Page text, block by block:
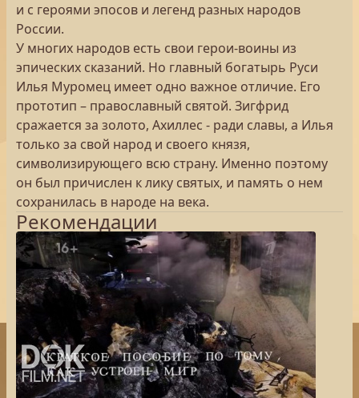
и с героями эпосов и легенд разных народов
России.
У многих народов есть свои герои-воины из
эпических сказаний. Но главный богатырь Руси
Илья Муромец имеет одно важное отличие. Его
прототип – православный святой. Зигфрид
сражается за золото, Ахиллес - ради славы, а Илья
только за свой народ и своего князя,
символизирующего всю страну. Именно поэтому
он был причислен к лику святых, и память о нем
сохранилась в народе на века.
Рекомендации